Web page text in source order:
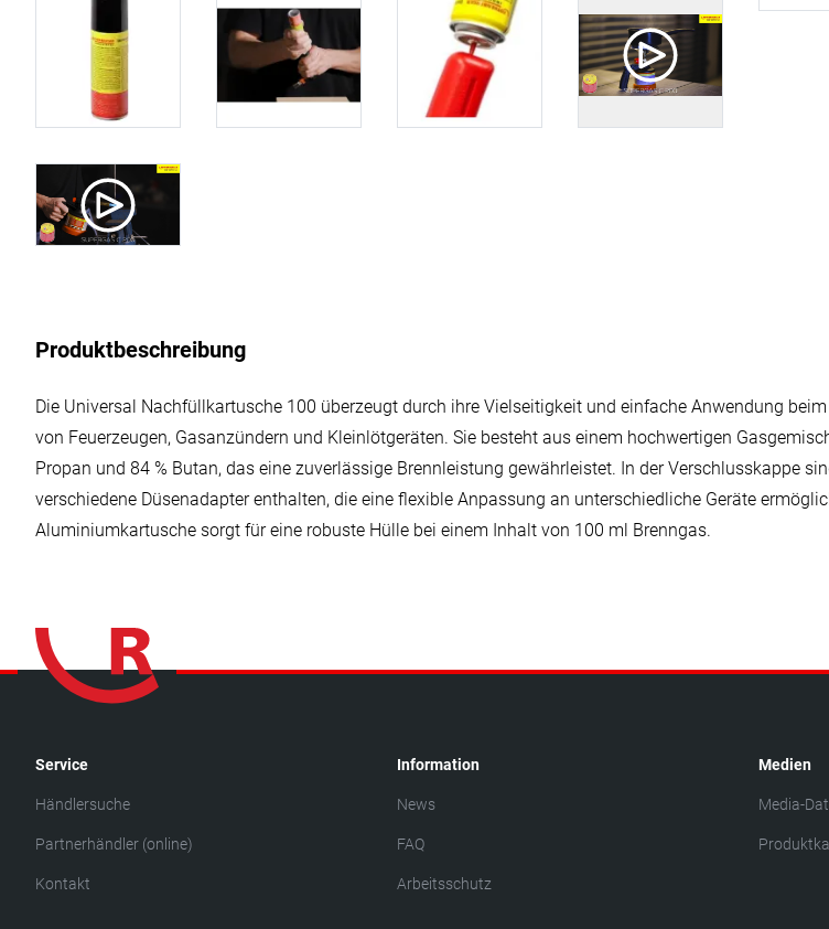
Produktbeschreibung
Die Universal Nachfüllkartusche 100 überzeugt durch ihre Vielseitigkeit und einfache Anwendung
von Feuerzeugen, Gasanzündern und Kleinlötgeräten. Sie besteht aus einem hochwertigen
Propan und 84 % Butan, das eine zuverlässige Brennleistung gewährleistet. In der Verschlusskappe
verschiedene Düsenadapter enthalten, die eine flexible Anpassung an unterschiedliche Geräte
Aluminiumkartusche sorgt für eine robuste Hülle bei einem Inhalt von 100 ml Brenngas.
Service
Händlersuche
Partnerhändler (online)
Kontakt
Information
News
FAQ
Arbeitsschutz
Medien
Media-